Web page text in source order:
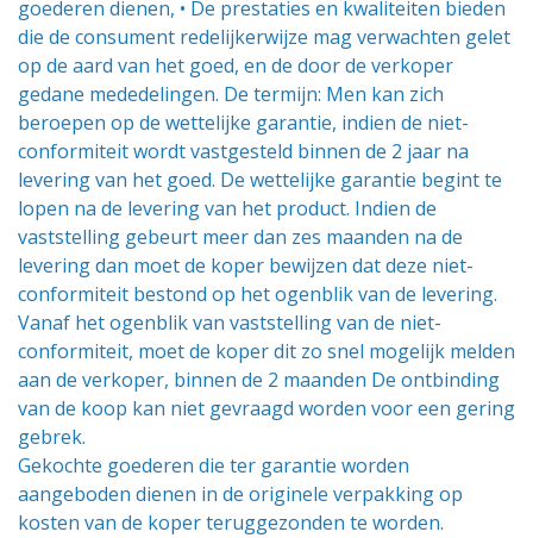
goederen dienen, • De prestaties en kwaliteiten bieden
die de consument redelijkerwijze mag verwachten gelet
op de aard van het goed, en de door de verkoper
gedane mededelingen. De termijn: Men kan zich
beroepen op de wettelijke garantie, indien de niet-
conformiteit wordt vastgesteld binnen de 2 jaar na
levering van het goed. De wettelijke garantie begint te
lopen na de levering van het product. Indien de
vaststelling gebeurt meer dan zes maanden na de
levering dan moet de koper bewijzen dat deze niet-
conformiteit bestond op het ogenblik van de levering.
Vanaf het ogenblik van vaststelling van de niet-
conformiteit, moet de koper dit zo snel mogelijk melden
aan de verkoper, binnen de 2 maanden De ontbinding
van de koop kan niet gevraagd worden voor een gering
gebrek.
Gekochte goederen die ter garantie worden
aangeboden dienen in de originele verpakking op
kosten van de koper teruggezonden te worden.